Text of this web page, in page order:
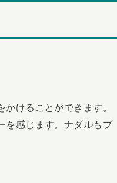
けることができます。
を感じます。ナダルもプ